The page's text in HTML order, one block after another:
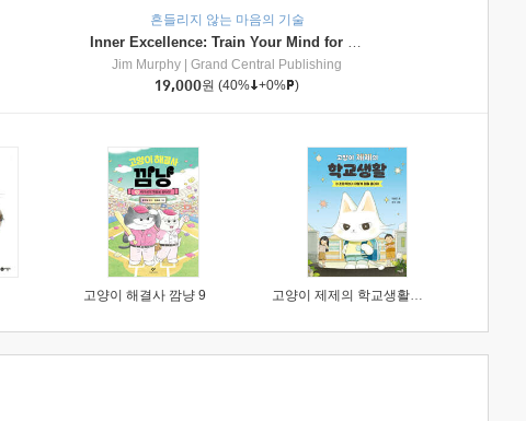
흔들리지 않는 마음의 기술
Inner Excellence: Train Your Mind for Extraordinary Performance and the Best Possible Life
Jim Murphy
Grand Central Publishing
19,000원 (40% +0% )
고양이 해결사 깜냥 9 고양이 제제의 학교생활 1 : 초등학생이 이렇게 힘들 줄이야